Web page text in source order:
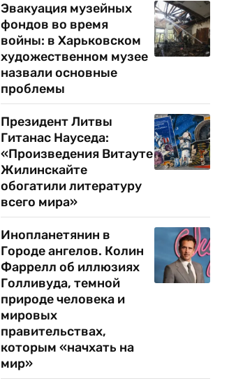
Эвакуация музейных
фондов во время
войны: в Харьковском
художественном музее
назвали основные
проблемы
Президент Литвы
Гитанас Науседа:
«Произведения Витауте
Жилинскайте
обогатили литературу
всего мира»
Инопланетянин в
Городе ангелов. Колин
Фаррелл об иллюзиях
Голливуда, темной
природе человека и
мировых
правительствах,
которым «начхать на
мир»